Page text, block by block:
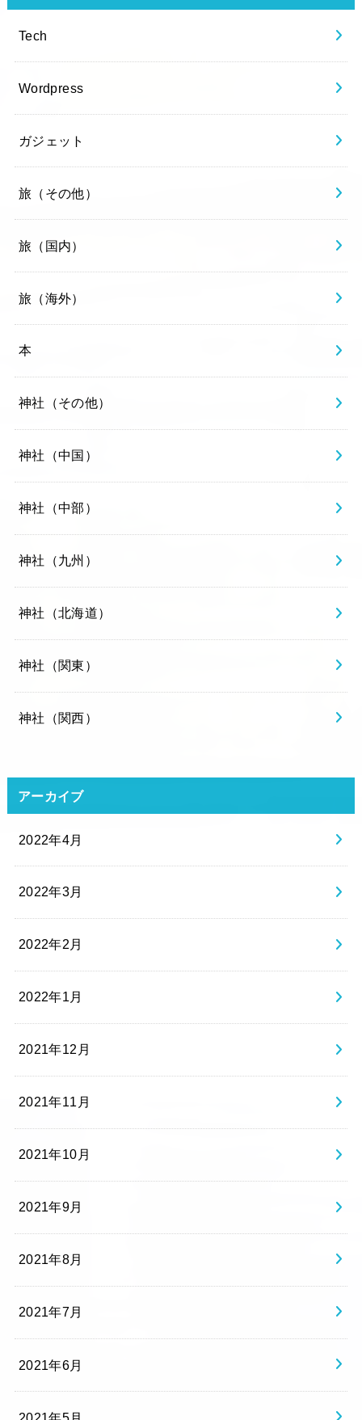
Tech
Wordpress
ガジェット
旅（その他）
旅（国内）
旅（海外）
本
神社（その他）
神社（中国）
神社（中部）
神社（九州）
神社（北海道）
神社（関東）
神社（関西）
アーカイブ
2022年4月
2022年3月
2022年2月
2022年1月
2021年12月
2021年11月
2021年10月
2021年9月
2021年8月
2021年7月
2021年6月
2021年5月